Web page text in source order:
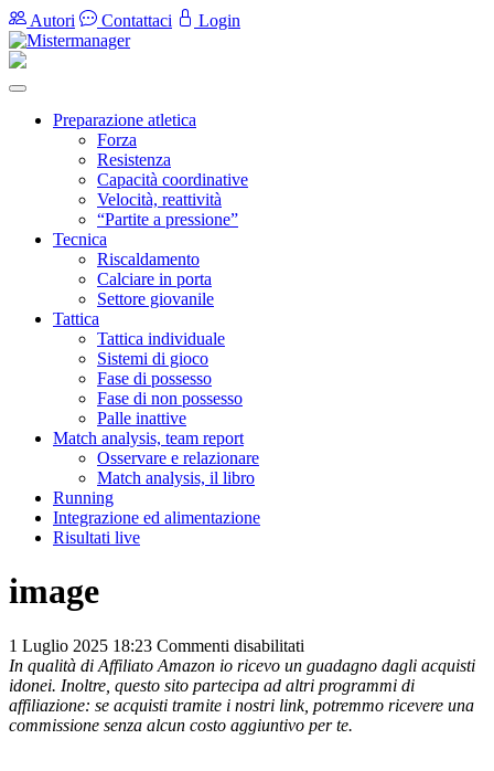
Autori Contattaci Login
Preparazione atletica
Forza
Resistenza
Capacità coordinative
Velocità, reattività
“Partite a pressione”
Tecnica
Riscaldamento
Calciare in porta
Settore giovanile
Tattica
Tattica individuale
Sistemi di gioco
Fase di possesso
Fase di non possesso
Palle inattive
Match analysis, team report
Osservare e relazionare
Match analysis, il libro
Running
Integrazione ed alimentazione
Risultati live
image
1 Luglio 2025 18:23 Commenti disabilitati
image
In qualità di Affiliato Amazon io ricevo un guadagno dagli acquisti
idonei. Inoltre, questo sito partecipa ad altri programmi di
affiliazione: se acquisti tramite i nostri link, potremmo ricevere una
commissione senza alcun costo aggiuntivo per te.